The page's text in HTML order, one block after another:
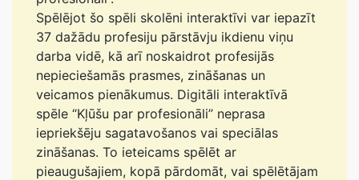
Spēlējot šo spēli skolēni interaktīvi var iepazīt
37 dažādu profesiju pārstāvju ikdienu viņu
darba vidē, kā arī noskaidrot profesijās
nepieciešamās prasmes, zināšanas un
veicamos pienākumus. Digitāli interaktīvā
spēle “Kļūšu par profesionāli” neprasa
iepriekšēju sagatavošanos vai speciālas
zināšanas. To ieteicams spēlēt ar
pieaugušajiem, kopā pārdomāt, vai spēlētājam